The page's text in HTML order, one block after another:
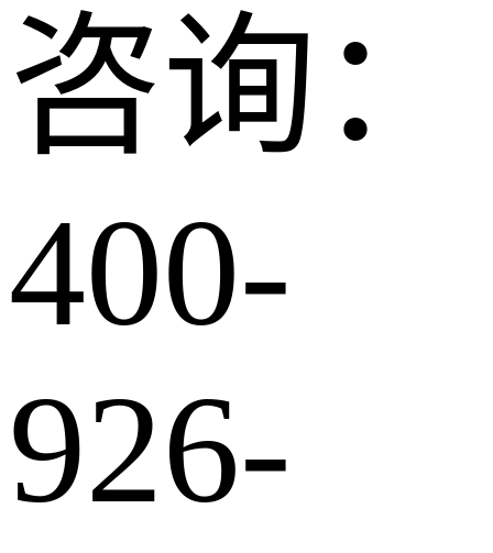
咨询：
400-
926-